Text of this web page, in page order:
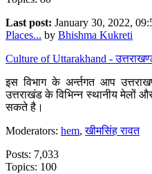
Last post: January 30, 2022,
Places... by Bhishma Kukreti
Culture of Uttarakhand -
इस विभाग के अर्न्तगत आप
उत्तराखंड के विभिन्न स्थानीय मेलों
सकते है।
Moderators: hem,खीमसिंह रावत
Posts: 7,033
Topics: 100